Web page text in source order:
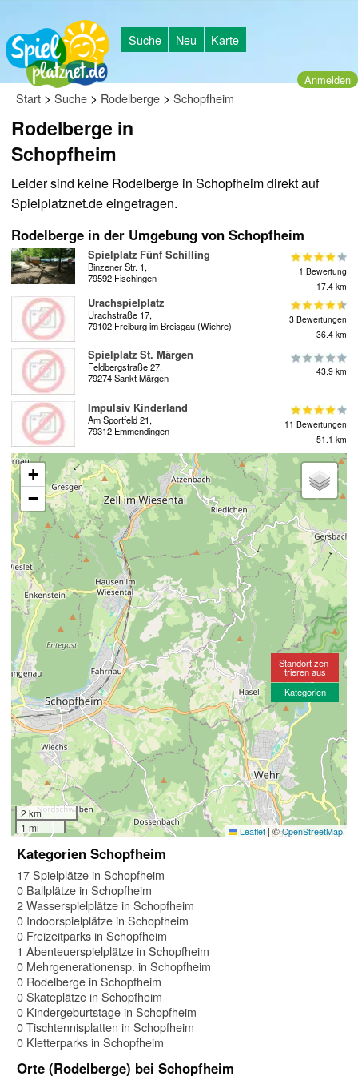
Suche Neu Karte
Anmelden
Start > Suche > Rodelberge > Schopfheim
Rodelberge in
Schopfheim
Leider sind keine Rodelberge in Schopfheim direkt auf
Spielplatznet.de eingetragen.
Rodelberge in der Umgebung von Schopfheim
Spielplatz Fünf Schilling
Binzener Str. 1,
79592 Fischingen
1 Bewertung
17.4 km
Urachspielplatz
Urachstraße 17,
79102 Freiburg im Breisgau (Wiehre)
3 Bewertungen
36.4 km
Spielplatz St. Märgen
Feldbergstraße 27,
79274 Sankt Märgen
43.9 km
Impulsiv Kinderland
Am Sportfeld 21,
79312 Emmendingen
11 Bewertungen
51.1 km
+
−
2 km
1 mi
Leaflet | ©OpenStreetMap
Standort zen-
trieren aus
Kategorien
Kategorien Schopfheim
17 Spielplätze in Schopfheim
0 Ballplätze in Schopfheim
2 Wasserspielplätze in Schopfheim
0 Indoorspielplätze in Schopfheim
0 Freizeitparks in Schopfheim
1 Abenteuerspielplätze in Schopfheim
0 Mehrgenerationensp. in Schopfheim
0 Rodelberge in Schopfheim
0 Skateplätze in Schopfheim
0 Kindergeburtstage in Schopfheim
0 Tischtennisplatten in Schopfheim
0 Kletterparks in Schopfheim
Orte (Rodelberge) bei Schopfheim